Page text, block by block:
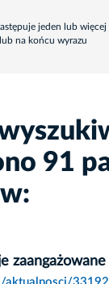
jeden lub
na końcu wyrazu
91